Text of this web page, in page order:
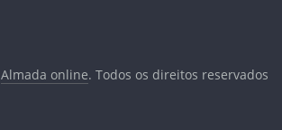
Almada online. Todos os direitos reservados